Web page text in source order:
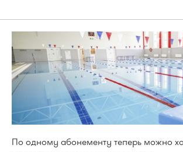
По одному абонементу теперь можно